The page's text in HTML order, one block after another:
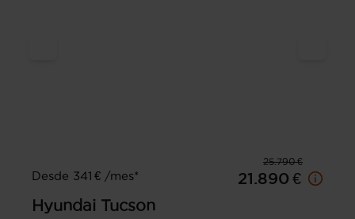
25.790 €
Desde 341 € /mes*
21.890 €
Hyundai Tucson